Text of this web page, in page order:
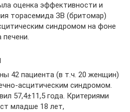
оценка эффективности и
торасемида ЗВ (бритомар)
синдромом на фоне
42 пациента (в т.ч. 20 женщин)
асцитическим синдромом.
57,4±11,5 года. Критериями
младше 18 лет,